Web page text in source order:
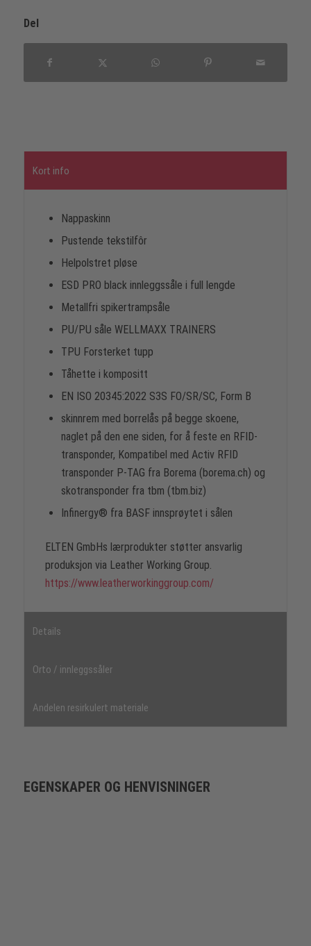
Del
Kort info
Nappaskinn
Pustende tekstilfôr
Helpolstret pløse
ESD PRO black innleggssåle i full lengde
Metallfri spikertrampsåle
PU/PU såle WELLMAXX TRAINERS
TPU Forsterket tupp
Tåhette i kompositt
EN ISO 20345:2022 S3S FO/SR/SC, Form B
skinnrem med borrelås på begge skoene,
naglet på den ene siden, for å feste en RFID-
transponder, Kompatibel med Activ RFID
transponder P-TAG fra Borema (borema.ch) og
skotransponder fra tbm (tbm.biz)
Infinergy® fra BASF innsprøytet i sålen
ELTEN GmbHs lærprodukter støtter ansvarlig
produksjon via Leather Working Group.
https://www.leatherworkinggroup.com/
Details
Orto / innleggssåler
Andelen resirkulert materiale
EGENSKAPER OG HENVISNINGER